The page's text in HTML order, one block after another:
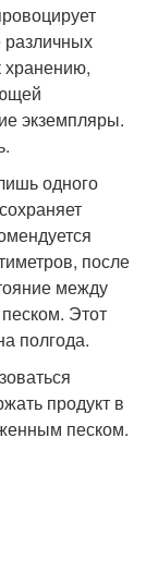
различных
хранению,
экземпляры.
одного
после
между
Этот
полгода.
продукт в
песком.